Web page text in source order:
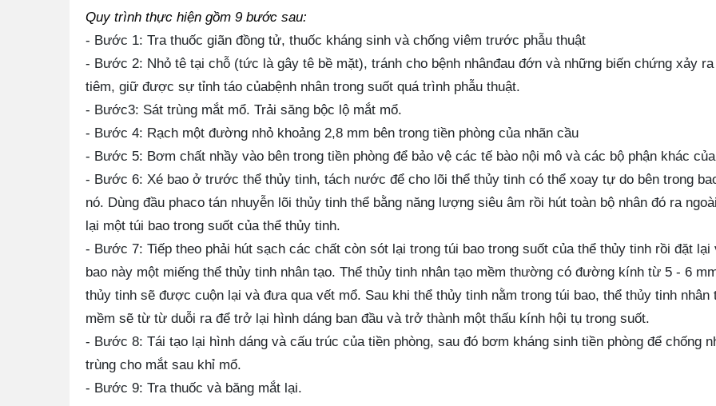
Quy trình thực hiện gồm 9 bước sau:
- Bước 1: Tra thuốc giãn đồng tử, thuốc kháng sinh và chống viêm trước phẫu thuật
- Bước 2: Nhỏ tê tại chỗ (tức là gây tê bề mặt), tránh cho bệnh nhânđau đớn và những biến chứng xảy ra
tiêm, giữ được sự tỉnh táo củabệnh nhân trong suốt quá trình phẫu thuật.
- Bước3: Sát trùng mắt mổ. Trải săng bộc lộ mắt mổ.
- Bước 4: Rạch một đường nhỏ khoảng 2,8 mm bên trong tiền phòng của nhãn cầu
- Bước 5: Bơm chất nhầy vào bên trong tiền phòng để bảo vệ các tế bào nội mô và các bộ phận khác
- Bước 6: Xé bao ở trước thể thủy tinh, tách nước để cho lõi thể thủy tinh có thể xoay tự do bên trong
nó. Dùng đầu phaco tán nhuyễn lõi thủy tinh thể bằng năng lượng siêu âm rồi hút toàn bộ nhân đó ra
lại một túi bao trong suốt của thể thủy tinh.
- Bước 7: Tiếp theo phải hút sạch các chất còn sót lại trong túi bao trong suốt của thể thủy tinh rồi đặt lại
bao này một miếng thể thủy tinh nhân tạo. Thể thủy tinh nhân tạo mềm thường có đường kính từ 5 - 6
thủy tinh sẽ được cuộn lại và đưa qua vết mổ. Sau khi thể thủy tinh nằm trong túi bao, thể thủy tinh nhân
mềm sẽ từ từ duỗi ra để trở lại hình dáng ban đầu và trở thành một thấu kính hội tụ trong suốt.
- Bước 8: Tái tạo lại hình dáng và cấu trúc của tiền phòng, sau đó bơm kháng sinh tiền phòng để chống
trùng cho mắt sau khỉ mổ.
- Bước 9: Tra thuốc và băng mắt lại.